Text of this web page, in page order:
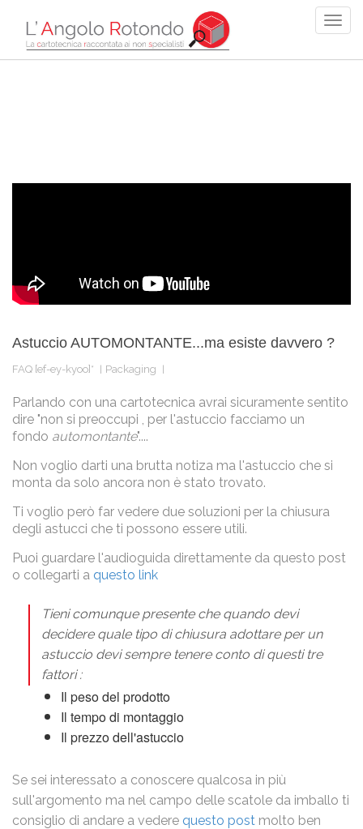
Astuccio AUTOMONTANTE...ma esiste davvero ?
FAQ [ef-ey-kyoo]* Packaging
Parlando con una cartotecnica avrai sicuramente sentito
dire "non si preoccupi , per l'astuccio facciamo un
fondo automontante"....
Non voglio darti una brutta notiza ma l'astuccio che si
monta da solo ancora non è stato trovato.
Ti voglio però far vedere due soluzioni per la chiusura
degli astucci che ti possono essere utili.
Puoi guardare l'audioguida direttamente da questo post
o collegarti a questo link
Tieni comunque presente che quando devi
decidere quale tipo di chiusura adottare per un
astuccio devi sempre tenere conto di questi tre
fattori :
Il peso del prodotto
Il tempo di montaggio
Il prezzo dell'astuccio
Se sei interessato a conoscere qualcosa in più
sull'argomento ma nel campo delle scatole da imballo ti
consiglio di andare a vedere questo post molto ben